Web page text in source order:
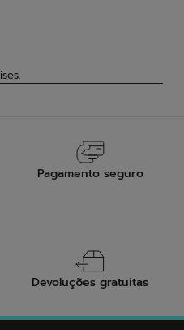
Pagamento seguro
Devoluções gratuitas